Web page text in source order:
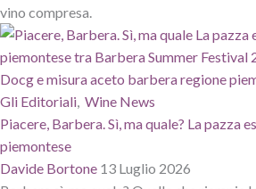
vino compresa.
Gli Editoriali, Wine News
Piacere, Barbera. Sì, ma quale? La pazza
piemontese
Davide Bortone 13 Luglio 2026